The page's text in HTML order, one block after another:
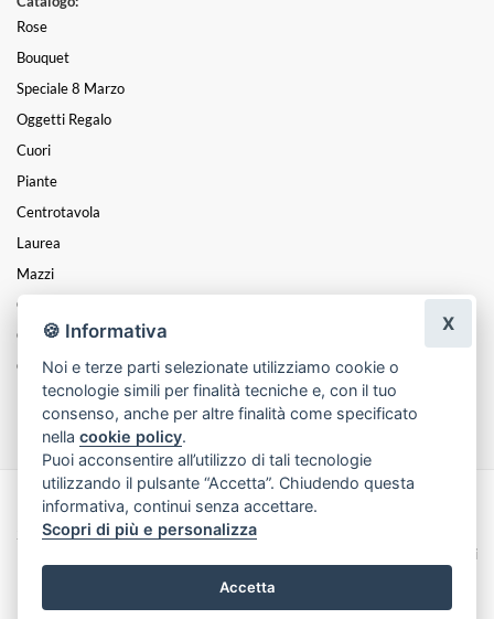
Rose
Bouquet
Speciale 8 Marzo
Oggetti Regalo
Cuori
Piante
Centrotavola
Laurea
Mazzi
Composizioni
Coroncine
Cesti
Funebre
Made with byInfoser.it- Realizzazione Siti ecommerce per Fioristi
2026
Termini e Condizioni
🍪 Informativa
Noi e terze parti selezionate utilizziamo cookie o
tecnologie simili per finalità tecniche e, con il tuo
consenso, anche per altre finalità come specificato
nellacookie policy.
Puoi acconsentire all’utilizzo di tali tecnologie
utilizzando il pulsante “Accetta”. Chiudendo questa
informativa, continui senza accettare.
Scopri di più e personalizza
Accetta
X